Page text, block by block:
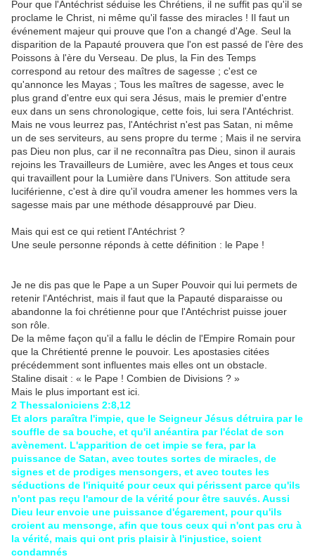
Pour que l'Antéchrist séduise les Chrétiens, il ne suffit pas qu'il se
proclame le Christ, ni même qu'il fasse des miracles ! Il faut un
événement majeur qui prouve que l'on a changé d'Age. Seul la
disparition de la Papauté prouvera que l'on est passé de l'ère des
Poissons à l'ère du Verseau. De plus, la Fin des Temps
correspond au retour des maîtres de sagesse ; c'est ce
qu'annonce les Mayas ; Tous les maîtres de sagesse, avec le
plus grand d'entre eux qui sera Jésus, mais le premier d'entre
eux dans un sens chronologique, cette fois, lui sera l'Antéchrist.
Mais ne vous leurrez pas, l'Antéchrist n'est pas Satan, ni même
un de ses serviteurs, au sens propre du terme ; Mais il ne servira
pas Dieu non plus, car il ne reconnaîtra pas Dieu, sinon il aurais
rejoins les Travailleurs de Lumière, avec les Anges et tous ceux
qui travaillent pour la Lumière dans l'Univers. Son attitude sera
luciférienne, c'est à dire qu'il voudra amener les hommes vers la
sagesse mais par une méthode désapprouvé par Dieu.
Mais qui est ce qui retient l'Antéchrist ?
Une seule personne réponds à cette définition : le Pape !
Je ne dis pas que le Pape a un Super Pouvoir qui lui permets de
retenir l'Antéchrist, mais il faut que la Papauté disparaisse ou
abandonne la foi chrétienne pour que l'Antéchrist puisse jouer
son rôle.
De la même façon qu'il a fallu le déclin de l'Empire Romain pour
que la Chrétienté prenne le pouvoir. Les apostasies citées
précédemment sont influentes mais elles ont un obstacle.
Staline disait : « le Pape ! Combien de Divisions ? »
Mais le plus important est ici.
2 Thessaloniciens 2:8,12
Et alors paraîtra l'impie, que le Seigneur Jésus détruira par le
souffle de sa bouche, et qu'il anéantira par l'éclat de son
avènement. L'apparition de cet impie se fera, par la
puissance de Satan, avec toutes sortes de miracles, de
signes et de prodiges mensongers, et avec toutes les
séductions de l'iniquité pour ceux qui périssent parce qu'ils
n'ont pas reçu l'amour de la vérité pour être sauvés. Aussi
Dieu leur envoie une puissance d'égarement, pour qu'ils
croient au mensonge, afin que tous ceux qui n'ont pas cru à
la vérité, mais qui ont pris plaisir à l'injustice, soient
condamnés